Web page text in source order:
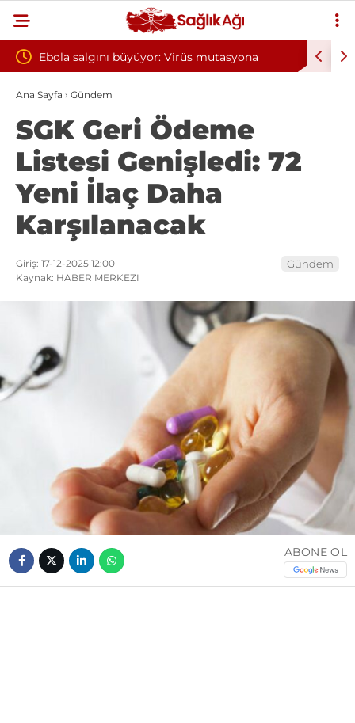
Virüs mutasyona Yılın ilk 6 ayında 10 bini aşkın hasta
Ana Sayfa › Gündem
SGK Geri Ödeme
Listesi Genişledi: 72
Yeni İlaç Daha
Karşılanacak
Giriş: 17-12-2025 12:00
Kaynak: HABER MERKEZI
Gündem
ABONE OL